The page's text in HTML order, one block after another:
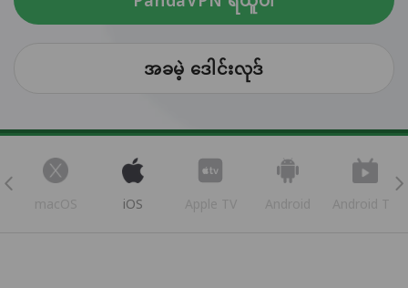
အခမဲ့ ဒေါင်းလုဒ်
macOS iOS Apple TV Android Android TV